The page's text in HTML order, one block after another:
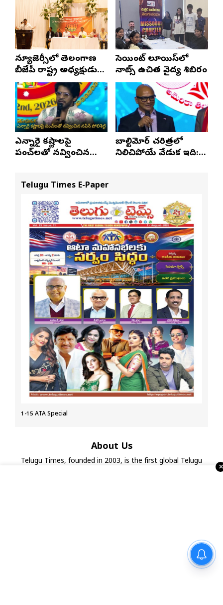
స్టేటస్ ప్రూఫ్స్ తప్పనిసరి..!
న్యూజెర్సీలో తెలంగాణ
బీజేపీ రాష్ట్ర అధ్యక్షుడు
ఎన్. రాంచందర్‌రావుకు
ఘన స్వాగతం
సెయింట్ లూయిస్‌లో
నాట్స్ ఉచిత వైద్య శిబిరం
ఎన్నారై కష్టాలపై
పంచ్‌లతో నవ్వించిన
బాల్టిమోర్ చరిత్రలో
నిలిచిపోయే వేడుక ఇది:
Telugu Times E-Paper
1-15 ATA Special
About Us
Telugu Times, founded in 2003, is the first global Telugu